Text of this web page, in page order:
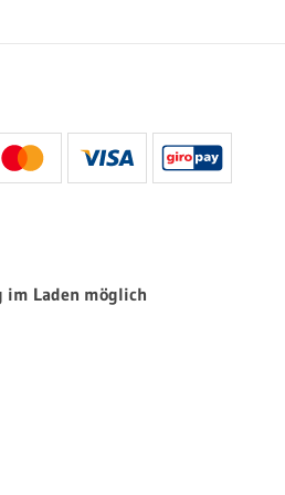
im Laden möglich